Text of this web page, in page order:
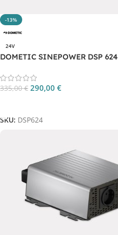
-13%
24V
DOMETIC SINEPOWER DSP 624
335,00€ 290,00 €
SKU: DSP624